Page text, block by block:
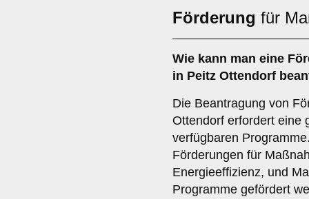
Förderung für
Wie kann man eine
in Peitz Ottendorf
Die Beantragung von
Ottendorf erfordert eine
verfügbaren
Förderungen für
Energieeffizienz, und
Programme gefördert